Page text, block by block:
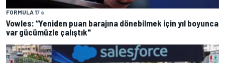
FORMULA 17 s
Vowles: “Yeniden puan barajına dönebilmek için yıl boyunca
var gücümüzle çalıştık"